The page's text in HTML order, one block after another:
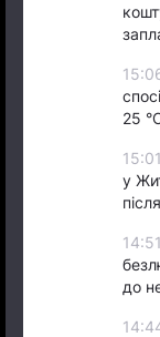
25
15:01
у
14:51
до